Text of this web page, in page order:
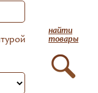
найти
товары